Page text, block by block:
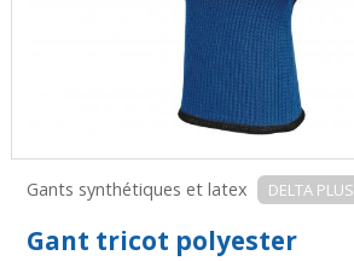
Gants synthétiques et latex DELTA PLUS
Gant tricot polyester